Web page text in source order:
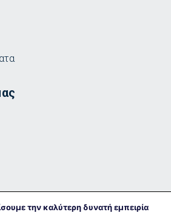
την καλύτερη δυνατή εμπειρία